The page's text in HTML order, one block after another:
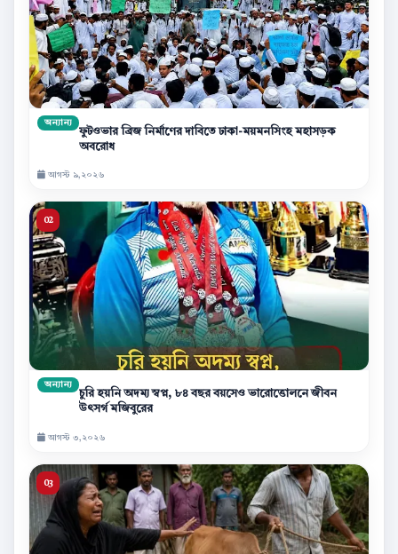
অন্যান্য
ফুটওভার ব্রিজ নির্মাণের দাবিতে ঢাকা-ময়মনসিংহ মহাসড়ক
অবরোধ
আগস্ট ৯,২০২৬
অন্যান্য
চুরি হয়নি অদম্য স্বপ্ন, ৮৪ বছর বয়সেও ভারোত্তোলনে জীবন
উৎসর্গ মজিবুরের
আগস্ট ৩,২০২৬